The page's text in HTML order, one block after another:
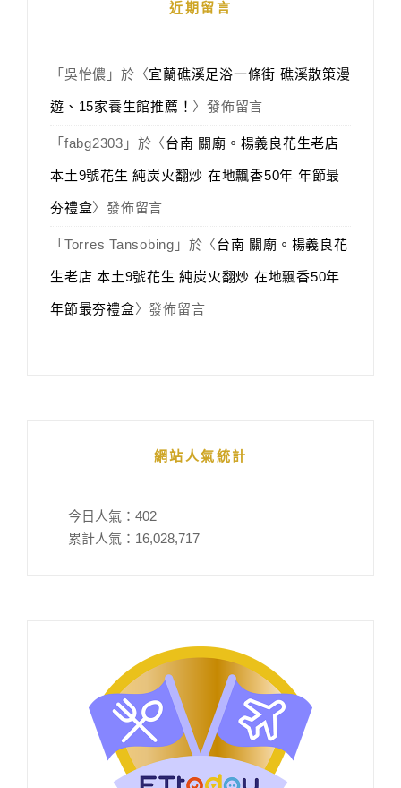
近期留言
「 吳怡儂 」於〈宜蘭礁溪足浴一條街 礁溪散策漫
遊、15家養生館推薦！ 〉發佈留言
「 fabg2303 」於〈台南 關廟。楊義良花生老店
本土9號花生 純炭火翻炒 在地飄香50年 年節最
夯禮盒〉發佈留言
「 Torres Tansobing 」於〈台南 關廟。楊義良花
生老店 本土9號花生 純炭火翻炒 在地飄香50年
年節最夯禮盒〉發佈留言
網站人氣統計
今日人氣： 402
累計人氣： 16,028,717